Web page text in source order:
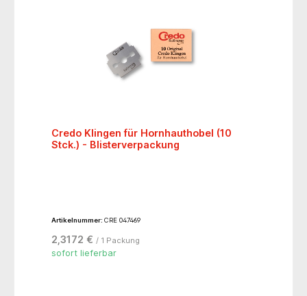
Credo Klingen für Hornhauthobel (10
Stck.) - Blisterverpackung
Artikelnummer: CRE 047469
2,3172 € / 1 Packung
sofort lieferbar